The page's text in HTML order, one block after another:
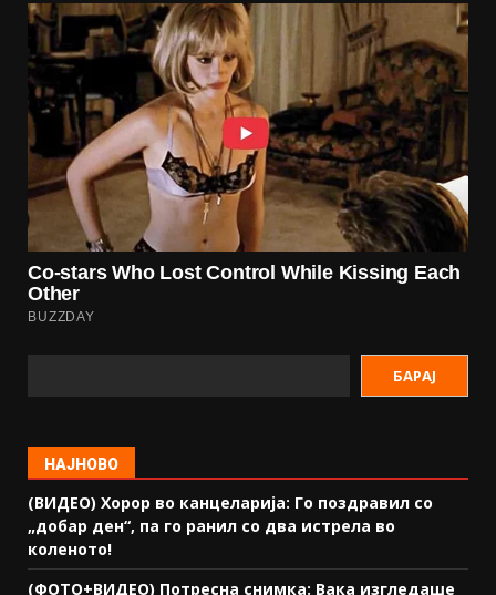
БАРАЈ
НАЈНОВО
(ВИДЕО) Хорор во канцеларија: Го поздравил со
„добар ден“, па го ранил со два истрела во
коленото!
(ФОТО+ВИДЕО) Потресна снимка: Вака изгледаше